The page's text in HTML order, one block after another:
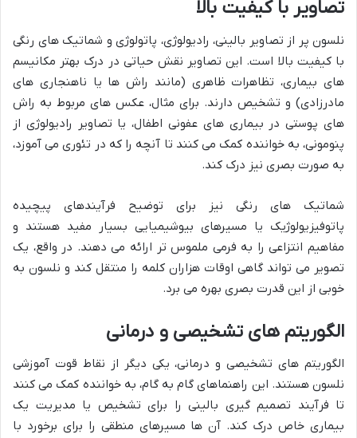
تصاویر با کیفیت بالا
نلسون پر از تصاویر بالینی، رادیولوژی، پاتولوژی و شماتیک های رنگی
با کیفیت بالا است. این تصاویر نقش حیاتی در درک بهتر مکانیسم
های بیماری، تظاهرات ظاهری (مانند راش ها یا ناهنجاری های
مادرزادی) و تشخیص دارند. برای مثال، عکس های مربوط به راش
های پوستی در بیماری های عفونی اطفال، یا تصاویر رادیولوژی از
پنومونی، به خواننده کمک می کنند تا آنچه را که در تئوری می آموزد،
به صورت بصری نیز درک کند.
شماتیک های رنگی نیز برای توضیح فرآیندهای پیچیده
پاتوفیزیولوژیک یا مسیرهای بیوشیمیایی بسیار مفید هستند و
مفاهیم انتزاعی را به فرمی ملموس تر ارائه می دهند. در واقع، یک
تصویر می تواند گاهی اوقات هزاران کلمه را منتقل کند و نلسون به
خوبی از این قدرت بصری بهره می برد.
الگوریتم های تشخیصی و درمانی
الگوریتم های تشخیصی و درمانی، یکی دیگر از نقاط قوت آموزشی
نلسون هستند. این راهنماهای گام به گام، به خواننده کمک می کنند
تا فرآیند تصمیم گیری بالینی را برای تشخیص یا مدیریت یک
بیماری خاص درک کند. آن ها مسیرهای منطقی را برای برخورد با